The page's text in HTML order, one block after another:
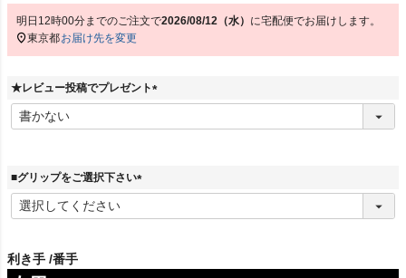
明日 12時00分 までのご注文で2026/08/12（水） に宅配便 でお届けします。
東京都お届け先を変更
★レビュー投稿でプレゼント
必
■グリップをご選択下さい
必
利き手 番手